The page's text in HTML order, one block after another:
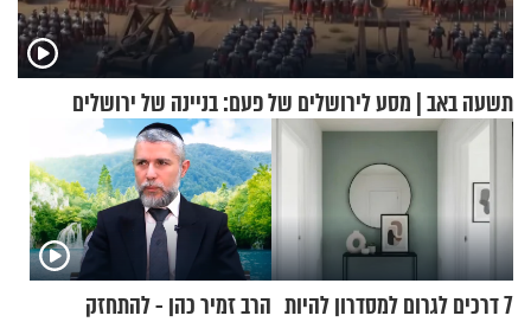
תשעה באב | מסע לירושלים של פעם: בניינה של ירושלים
7 דרכים לגרום למסדרון להיות הרב זמיר כהן - להתחזק